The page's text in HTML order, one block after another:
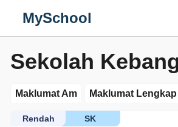
MySchool
Sekolah
Maklumat Am Maklumat Lengkap
SK
Rendah